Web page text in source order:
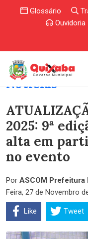
Glossário
Ouvidoria
Notícias
2025: 9ª
alta em
no evento
Por ASCOM Prefeitura
Feira, 27 de Novembro
Like Tweet